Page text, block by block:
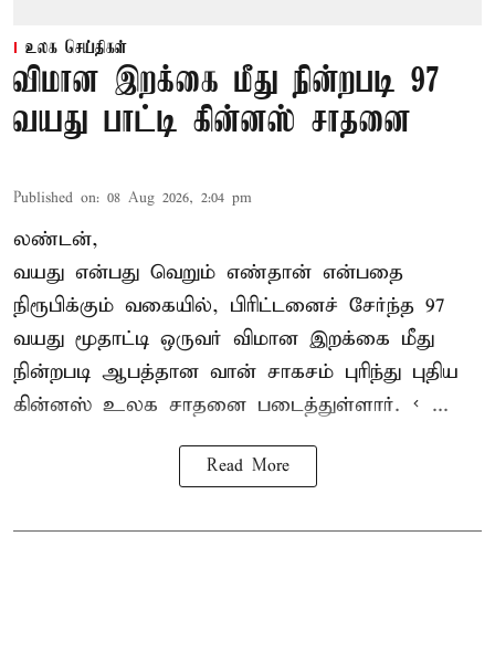
உலக செய்திகள்
விமான இறக்கை மீது நின்றபடி 97
வயது பாட்டி கின்னஸ் சாதனை
Published on: 08 Aug 2026, 2:04 pm
லண்டன்,
வயது என்பது வெறும் எண்தான் என்பதை
நிரூபிக்கும் வகையில், பிரிட்டனைச் சேர்ந்த 97
வயது மூதாட்டி ஒருவர் விமான இறக்கை மீது
நின்றபடி ஆபத்தான வான் சாகசம் புரிந்து புதிய
கின்னஸ் உலக சாதனை படைத்துள்ளார். < ...
Read More